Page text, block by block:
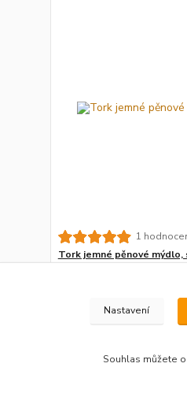
1
Tork jemné pěnové mýdlo,
Přidat
Nastavení
Souhlas můžete